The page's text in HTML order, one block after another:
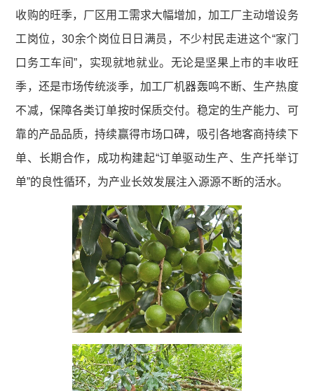
收购的旺季，厂区用工需求大幅增加，加工厂主动增设务
工岗位，30余个岗位日日满员，不少村民走进这个“家门
口务工车间”，实现就地就业。无论是坚果上市的丰收旺
季，还是市场传统淡季，加工厂机器轰鸣不断、生产热度
不减，保障各类订单按时保质交付。稳定的生产能力、可
靠的产品品质，持续赢得市场口碑，吸引各地客商持续下
单、长期合作，成功构建起“订单驱动生产、生产托举订
单”的良性循环，为产业长效发展注入源源不断的活水。